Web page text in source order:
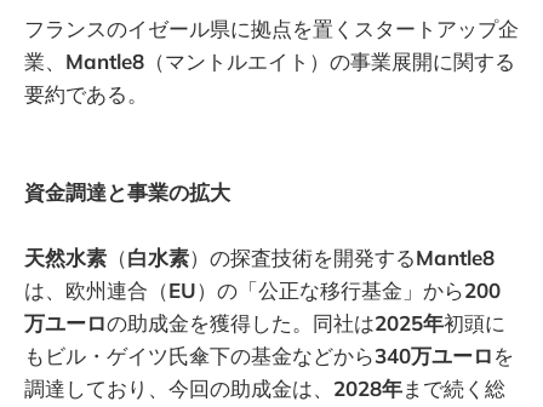
フランスのイゼール県に拠点を置くスタートアップ企
業、 Mantle8 （マントルエイト）の事業展開に関する
要約である。
資金調達と事業の拡大
天然水素 （白水素）の探査技術を開発するMantle8
は、欧州連合（EU）の「公正な移行基金」から200
万ユーロの助成金を獲得した。同社は2025年初頭に
もビル・ゲイツ氏傘下の基金などから340万ユーロを
調達しており、今回の助成金は、 2028年まで続く総